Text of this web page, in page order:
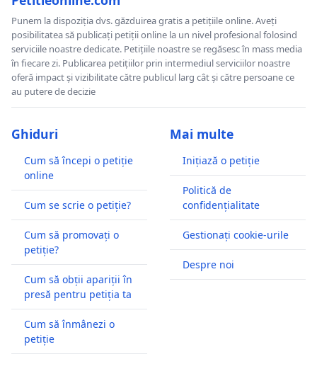
Punem la dispoziția dvs. găzduirea gratis a petițiile online. Aveți
posibilitatea să publicați petiții online la un nivel profesional folosind
serviciile noastre dedicate. Petițiile noastre se regăsesc în mass media
în fiecare zi. Publicarea petițiilor prin intermediul serviciilor noastre
oferă impact și vizibilitate către publicul larg cât și către persoane ce
au putere de decizie
Ghiduri
Cum să începi o petiție
online
Cum se scrie o petiție?
Cum să promovați o
petiție?
Cum să obții apariții în
presă pentru petiția ta
Cum să înmânezi o
petiție
Mai multe
Inițiază o petiție
Politică de
confidențialitate
Gestionați cookie-urile
Despre noi